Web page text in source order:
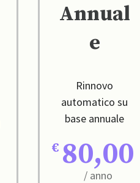
Annual
e
Rinnovo
automatico su
base annuale
80,00
/ anno